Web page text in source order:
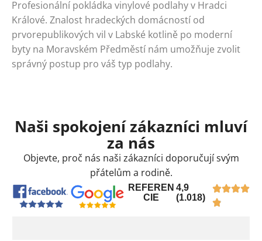
Profesionální pokládka vinylové podlahy v Hradci
Králové. Znalost hradeckých domácností od
prvorepublikových vil v Labské kotlině po moderní
byty na Moravském Předměstí nám umožňuje zvolit
správný postup pro váš typ podlahy.
Naši spokojení zákazníci mluví
za nás
Objevte, proč nás naši zákazníci doporučují svým
přátelům a rodině.
REFEREN
CIE
4,9
(1.018)